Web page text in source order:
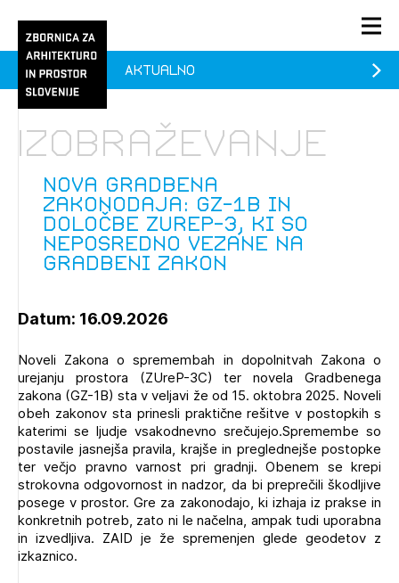
PRIJAVA
Članstvo
Praksa
1/1
Pozdravljeni
Prijavite se s svojim ZAPS uporabniškim imenom in geslom.
PRIJAVITE SE
POZABLJENO GESLO
REGISTRIRAJTE SE
Nova gradbena
zakonodaja: GZ-1B in
določbe ZUreP-3, ki so
neposredno vezane na
gradbeni zakon
Izobraževanje
Aktualno
Datum: 16.09.2026
Noveli Zakona o spremembah in dopolnitvah Zakona o
urejanju prostora (ZUreP-3C) ter novela Gradbenega
zakona (GZ-1B) sta v veljavi že od 15. oktobra 2025. Noveli
obeh zakonov sta prinesli praktične rešitve v postopkih s
katerimi se ljudje vsakodnevno srečujejo.Spremembe so
postavile jasnejša pravila, krajše in preglednejše postopke
ter večjo pravno varnost pri gradnji. Obenem se krepi
strokovna odgovornost in nadzor, da bi preprečili škodljive
posege v prostor. Gre za zakonodajo, ki izhaja iz prakse in
konkretnih potreb, zato ni le načelna, ampak tudi uporabna
in izvedljiva. ZAID je že spremenjen glede geodetov z
izkaznico.
1/1
prijava
Nova gradbena zakonodaja: GZ-1B in določbe ZUreP-
3, ki so neposredno vezane na gradbeni zakon
1/2
Prijava na novičnik
Ostanite na tekočem z novicami in se naročite na
Novičnike. Označite svojo izbiro.
Mesečni novičnik
Novičnik izobraževanj
Novičnik natečajev
Tedenski novičnik javnih naročil
Dnevne medijske objave